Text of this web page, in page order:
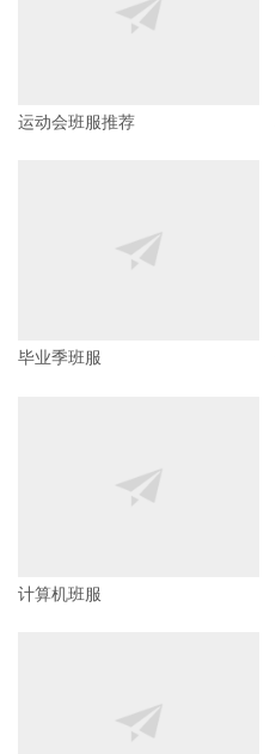
运动会班服推荐
毕业季班服
计算机班服